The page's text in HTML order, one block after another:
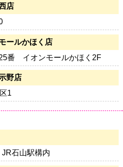
店
ールかほく店
番 イオンモールかほく2F
野店
1
石山駅構内